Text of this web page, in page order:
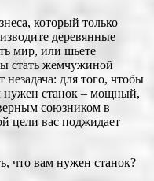
который только
деревянные
мир, или шьете
стать жемчужиной
для того, чтобы
нужен станок – мощный,
союзником в
цели вас поджидает
что вам нужен станок?